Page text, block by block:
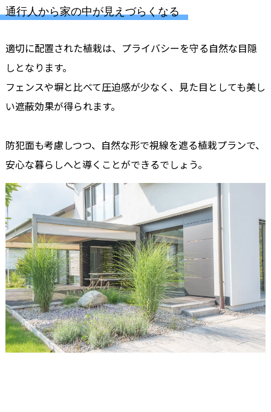
通行人から家の中が見えづらくなる
適切に配置された植栽は、プライバシーを守る自然な目隠
しとなります。
フェンスや塀と比べて圧迫感が少なく、見た目としても美し
い遮蔽効果が得られます。
防犯面も考慮しつつ、自然な形で視線を遮る植栽プランで、
安心な暮らしへと導くことができるでしょう。